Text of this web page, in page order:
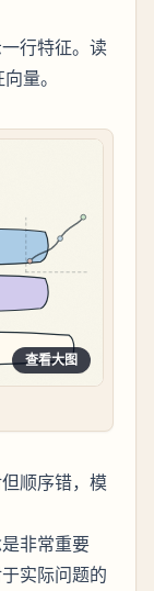
行特征。读
量。
查看大图
顺序错，模
非常重要
实际问题的